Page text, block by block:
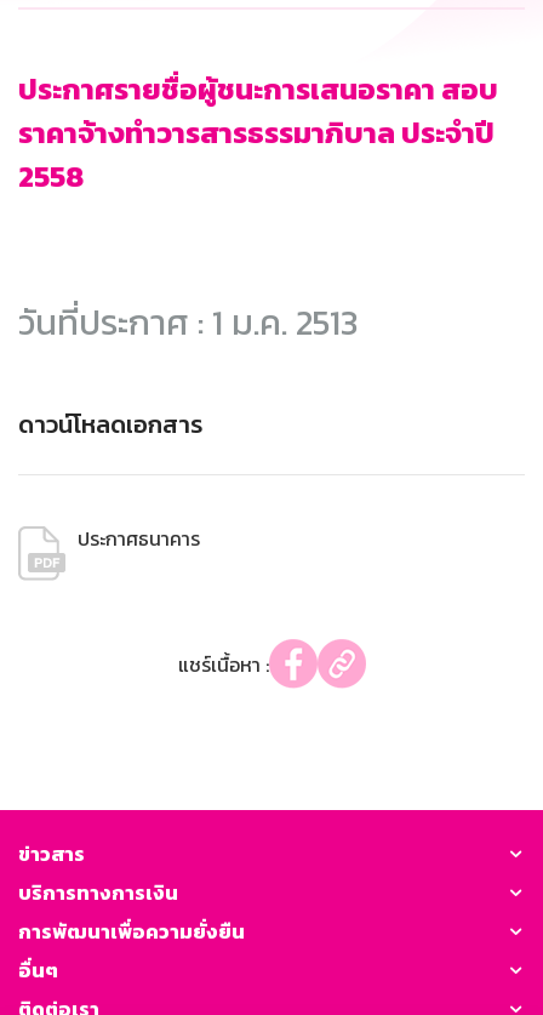
ประกาศรายชื่อผู้ชนะการเสนอราคา สอบ
ราคาจ้างทำวารสารธรรมาภิบาล ประจำปี
2558
วันที่ประกาศ : 1 ม.ค. 2513
ดาวน์โหลดเอกสาร
ประกาศธนาคาร
แชร์เนื้อหา :
ข่าวสาร
บริการทางการเงิน
การพัฒนาเพื่อความยั่งยืน
อื่นๆ